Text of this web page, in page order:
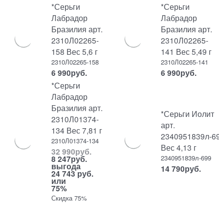
*Серьги
Лабрадор
Бразилия арт.
2310Л02265-
158 Вес 5,6 г
2310Л02265-158
6 990руб.
*Серьги
Лабрадор
Бразилия арт.
2310Л02265-
141 Вес 5,49 г
2310Л02265-141
6 990руб.
*Серьги
Лабрадор
Бразилия арт.
2310Л01374-
134 Вес 7,81 г
2310Л01374-134
32 990руб.
8 247руб.
выгода
24 743 руб.
или
75%
Скидка 75%
*Серьги Иолит
арт.
2340951839л-
Вес 4,13 г
2340951839л-699
14 790руб.